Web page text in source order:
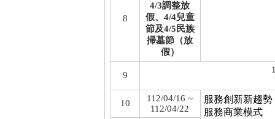
8
4/3調整放
假、4/4兒童
節及4/5民族
掃墓節（放
假）
9
10
112/04/16 ~
112/04/22
服務創新新趨勢
服務商業模式